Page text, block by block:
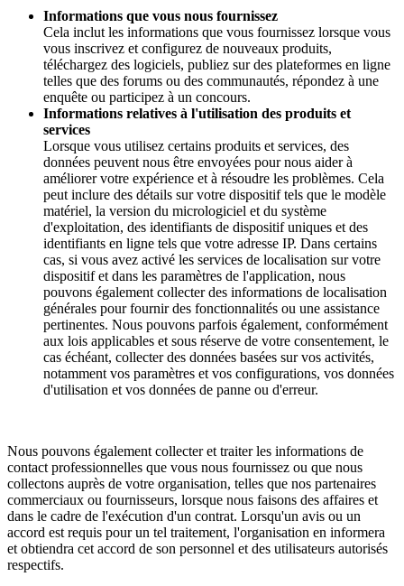
Informations que vous nous fournissez
Cela inclut les informations que vous fournissez lorsque vous
vous inscrivez et configurez de nouveaux produits,
téléchargez des logiciels, publiez sur des plateformes en ligne
telles que des forums ou des communautés, répondez à une
enquête ou participez à un concours.
Informations relatives à l'utilisation des produits et
services
Lorsque vous utilisez certains produits et services, des
données peuvent nous être envoyées pour nous aider à
améliorer votre expérience et à résoudre les problèmes. Cela
peut inclure des détails sur votre dispositif tels que le modèle
matériel, la version du micrologiciel et du système
d'exploitation, des identifiants de dispositif uniques et des
identifiants en ligne tels que votre adresse IP. Dans certains
cas, si vous avez activé les services de localisation sur votre
dispositif et dans les paramètres de l'application, nous
pouvons également collecter des informations de localisation
générales pour fournir des fonctionnalités ou une assistance
pertinentes. Nous pouvons parfois également, conformément
aux lois applicables et sous réserve de votre consentement, le
cas échéant, collecter des données basées sur vos activités,
notamment vos paramètres et vos configurations, vos données
d'utilisation et vos données de panne ou d'erreur.
Nous pouvons également collecter et traiter les informations de
contact professionnelles que vous nous fournissez ou que nous
collectons auprès de votre organisation, telles que nos partenaires
commerciaux ou fournisseurs, lorsque nous faisons des affaires et
dans le cadre de l'exécution d'un contrat. Lorsqu'un avis ou un
accord est requis pour un tel traitement, l'organisation en informera
et obtiendra cet accord de son personnel et des utilisateurs autorisés
respectifs.